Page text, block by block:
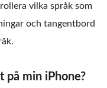
vilka språk som
och tangentbord
på min iPhone?